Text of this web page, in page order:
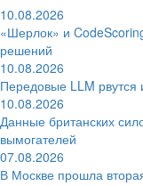
10.08.2026
«Шерлок» и
решений
10.08.2026
Передовые LLM рвутся
10.08.2026
Данные британских
вымогателей
07.08.2026
В Москве прошла